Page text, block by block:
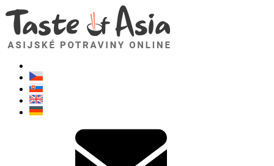
TasteOfAsia.cz
Neváhejte se zeptat. Jsem tady pro vás!